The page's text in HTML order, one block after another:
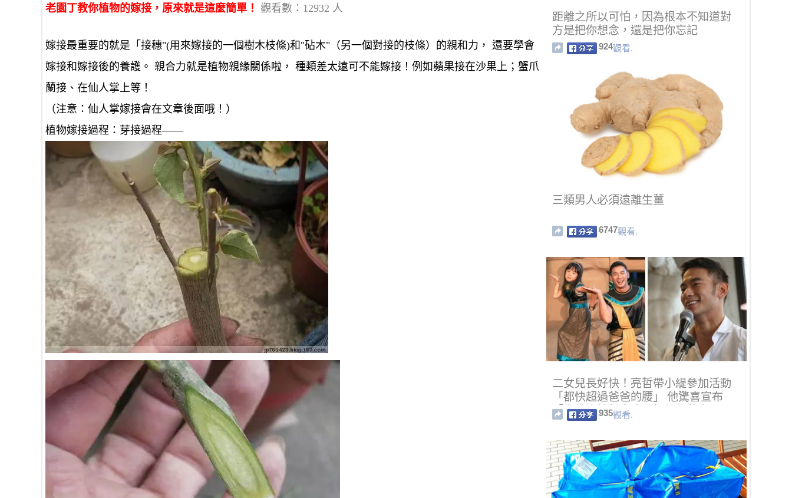
老園丁教你植物的嫁接，原來就是這麼簡單！ 觀看數：12932 人
嫁接最重要的就是「接穗"(用來嫁接的一個樹木枝條)和"砧木"（另一個對接的枝條）的親和力， 還要學會
嫁接和嫁接後的養護。 親合力就是植物親緣關係啦， 種類差太遠可不能嫁接！例如蘋果接在沙果上；蟹爪
蘭接、在仙人掌上等！
（注意：仙人掌嫁接會在文章後面哦！）
植物嫁接過程：芽接過程——
距離之所以可怕，因為根本不知道對
方是把你想念，還是把你忘記
924觀看.
三類男人必須遠離生薑
6747觀看.
二女兒長好快！亮哲帶小緹參加活動
「都快超過爸爸的腰」 他驚喜宣布
「準備迎接新身分」粉絲都恭喜
935觀看.